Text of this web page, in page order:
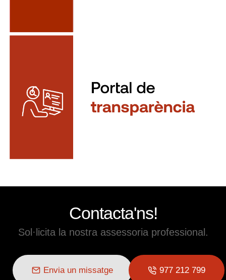
Contacta'ns!
Sol·licita la nostra assessoria professional.
Envia un missatge 977 212 799